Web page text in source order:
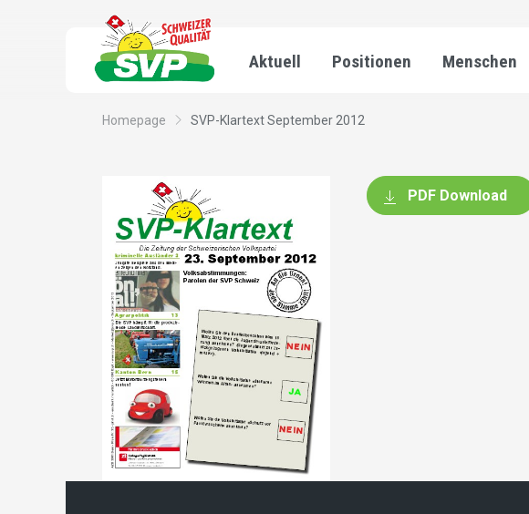
Aktuell Positionen Menschen
Homepage SVP-Klartext September 2012
PDF Download